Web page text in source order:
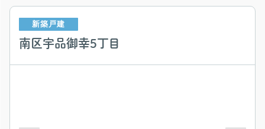
新築戸建
南区宇品御幸5丁目